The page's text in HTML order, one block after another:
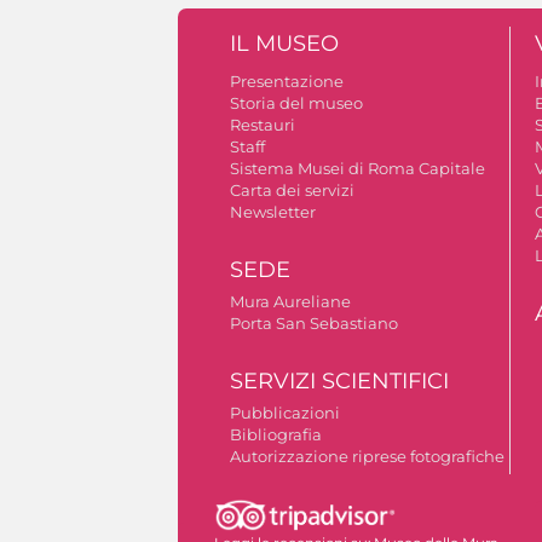
IL MUSEO
Presentazione
Storia del museo
Restauri
Staff
Sistema Musei di Roma Capitale
Carta dei servizi
Newsletter
SEDE
Mura Aureliane
Porta San Sebastiano
SERVIZI SCIENTIFICI
Pubblicazioni
Bibliografia
Autorizzazione riprese fotografiche